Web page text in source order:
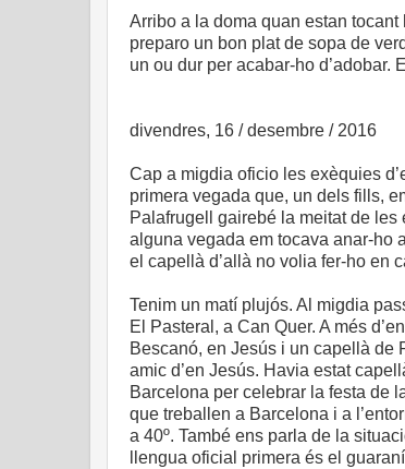
Arribo a la doma quan estan
preparo un bon plat de sopa de
un ou dur per acabar-ho d’adobar.
divendres, 16 / desembre / 2016
Cap a migdia oficio les exèquies
primera vegada que, un dels fills,
Palafrugell gairebé la meitat de
alguna vegada em tocava anar-ho
el capellà d’allà no volia fer-ho en
Tenim un matí plujós. Al migdia
El Pasteral, a Can Quer. A més
Bescanó, en Jesús i un capellà de
amic d’en Jesús. Havia estat
Barcelona per celebrar la festa de
que treballen a Barcelona i a
a 40º. També ens parla de la
llengua oficial primera és el